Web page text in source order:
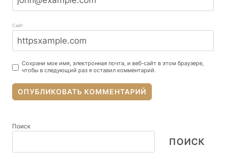
Сайт
Сохрани мое имя, электронная почта, и веб-сайт в этом браузере,
чтобы в следующий раз я оставил комментарий.
Поиск
ПОИСК